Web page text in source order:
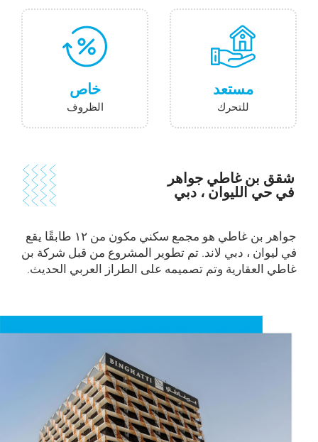
خاص
الظروف
مستعد
للتحرك
شقق بن غاطي جواهر
في حي الليوان ، دبي
جواهر بن غاطي هو مجمع سكني مكون من ۱۲ طابقًا يقع
في ليوان ، دبي لاند. تم تطوير المشروع من قبل شركة بن
غاطي العقارية وتم تصميمه على الطراز العربي الحديث.